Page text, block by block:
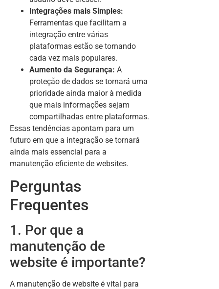
Integrações mais Simples:
Ferramentas que facilitam a
integração entre várias
plataformas estão se tornando
cada vez mais populares.
Aumento da Segurança: A
proteção de dados se tornará uma
prioridade ainda maior à medida
que mais informações sejam
compartilhadas entre plataformas.
Essas tendências apontam para um
futuro em que a integração se tornará
ainda mais essencial para a
manutenção eficiente de websites.
Perguntas
Frequentes
1. Por que a
manutenção de
website é importante?
A manutenção de website é vital para